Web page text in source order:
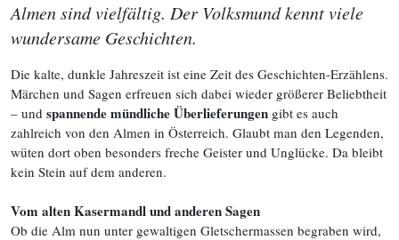
Almen sind vielfältig. Der Volksmund kennt viele
wundersame Geschichten.
Die kalte, dunkle Jahreszeit ist eine Zeit des Geschichten-Erzählens.
Märchen und Sagen erfreuen sich dabei wieder größerer Beliebtheit
– und spannende mündliche Überlieferungen gibt es auch
zahlreich von den Almen in Österreich. Glaubt man den Legenden,
wüten dort oben besonders freche Geister und Unglücke. Da bleibt
kein Stein auf dem anderen.
Vom alten Kasermandl und anderen Sagen
Ob die Alm nun unter gewaltigen Gletschermassen begraben wird,